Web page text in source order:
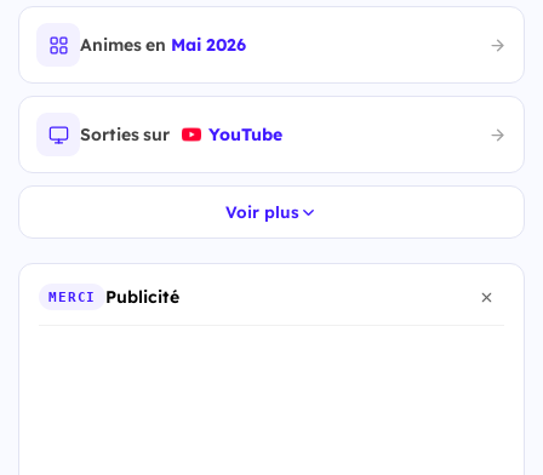
Animes en Mai 2026
Sorties sur YouTube
Voir plus
MERCI Publicité